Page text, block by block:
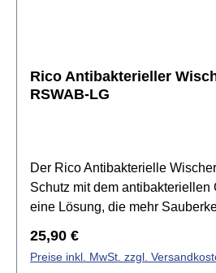
Rico Antibakterieller
RSWAB-LG
Der Rico Antibakterielle
Schutz mit dem
eine Lösung, die mehr
und für 50 Wäschen
Klarinette (Alt, Bass), Saxophon
Regulärer Preis:
25,90 €
Preise inkl. MwSt. zzgl.